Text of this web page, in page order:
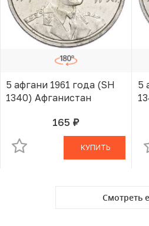
5 афгани 1961 года (SH
1340) Афганистан
165 руб.В КОРЗИНЕ
КУПИТЬ
5
Смотреть